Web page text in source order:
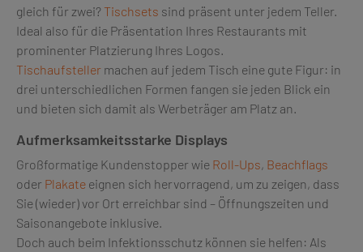
gleich für zwei? Tischsets sind präsent unter jedem Teller.
Ideal also für die Präsentation Ihres Restaurants mit
prominenter Platzierung Ihres Logos.
Tischaufsteller machen auf jedem Tisch eine gute Figur: in
drei unterschiedlichen Formen fangen sie jeden Blick ein
und bieten sich damit als Werbeträger am Platz an.
Aufmerksamkeitsstarke Displays
Großformatige Kundenstopper wie Roll-Ups, Beachflags
oder Plakate eignen sich hervorragend, um zu zeigen, dass
Sie (wieder) vor Ort erreichbar sind – Öffnungszeiten und
Saisonangebote inklusive.
Doch auch beim Infektionsschutz können sie helfen: Als